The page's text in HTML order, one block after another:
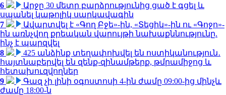
6
Արջը 30 մետր բարձրությունից ցած է գցել և
սպանել կաթոլիկ սարկավագին
7
Ավարտվել է «Գող Բջե»-ին, «Տեցիկ»-ին ու «Գոջո»-
ին առնչվող քրեական վարույթի նախաքննությունը.
ինչ է պարզվել
8
425 անձինք տեղափոխվել են ոստիկանություն․
հայտնաբերվել են զենք-զինամթերք, թմրամիջոց և
հետախուզվողներ
9
Գազ չի լինի օգոստոսի 4-ին ժամը 09:00-ից մինչև
ժամը 18:00-ն